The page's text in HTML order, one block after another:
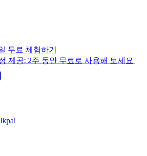
무료 체험하기
제공: 2주 동안 무료로 사용해 보세요